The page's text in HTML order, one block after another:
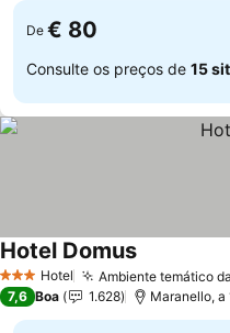
De € 80
Consulte os preços de 15
3 EstrelasHotel Ambiente temático
Hotel Domus
7,6 Boa 1.628 Maranello, a